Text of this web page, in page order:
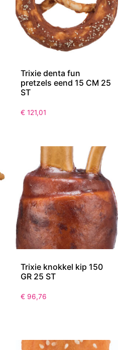
Trixie denta fun
pretzels eend 15 CM 25
ST
€ 121,01
Trixie knokkel kip 150
GR 25 ST
€ 96,76